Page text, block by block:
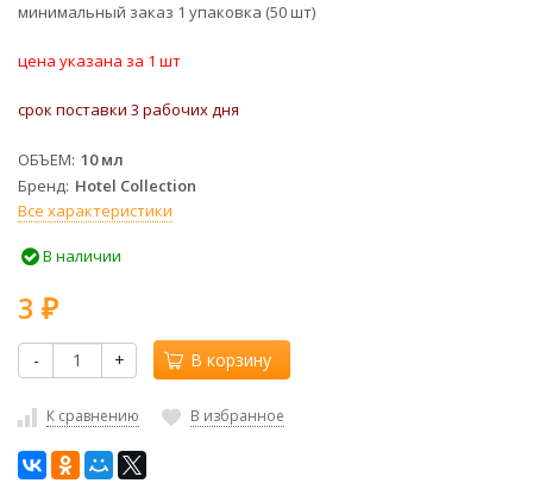
минимальный заказ 1 упаковка (50 шт)
цена указана за 1 шт
срок поставки 3 рабочих дня
ОБЪЕМ 10 мл
Бренд Hotel Collection
Все характеристики
В наличии
3 ₽
- + В корзину
К сравнению В избранное